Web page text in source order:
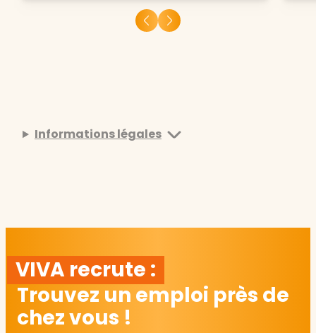
Informations légales
VIVA recrute :
Trouvez un emploi près de
chez vous !